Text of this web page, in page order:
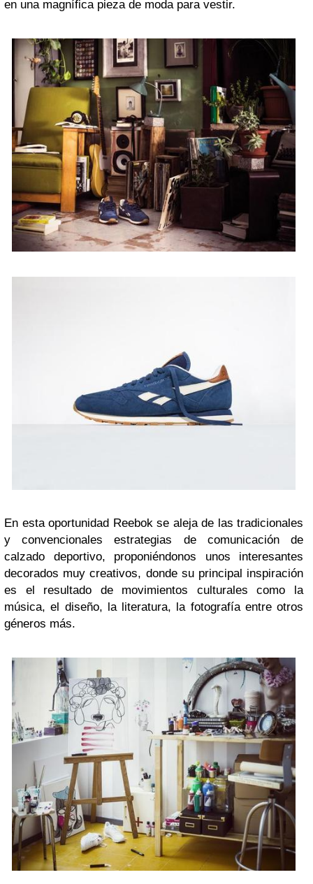
en una magnífica pieza de moda para vestir.
En esta oportunidad Reebok se aleja de las tradicionales
y convencionales estrategias de comunicación de
calzado deportivo, proponiéndonos unos interesantes
decorados muy creativos, donde su principal inspiración
es el resultado de movimientos culturales como la
música, el diseño, la literatura, la fotografía entre otros
géneros más.